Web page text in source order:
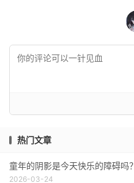
热门文章
童年的阴影是今天快乐的障碍吗？
2026-03-24